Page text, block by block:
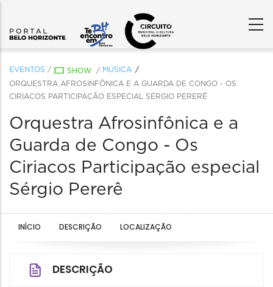
EVENTOS / SHOW / MÚSICA
ORQUESTRA AFROSINFÔNICA E A GUARDA DE CONGO - OS
CIRIACOS PARTICIPAÇÃO ESPECIAL SÉRGIO PERERÊ
Orquestra Afrosinfônica e a
Guarda de Congo - Os
Ciriacos Participação especial
Sérgio Pererê
INÍCIO DESCRIÇÃO LOCALIZAÇÃO
DESCRIÇÃO